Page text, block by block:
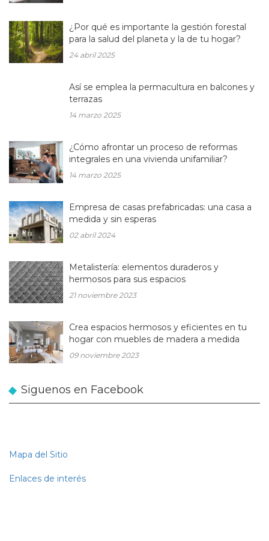
¿Por qué es importante la gestión forestal
para la salud del planeta y la de tu hogar?
24 abril 2025
Así se emplea la permacultura en balcones y
terrazas
14 marzo 2025
¿Cómo afrontar un proceso de reformas
integrales en una vivienda unifamiliar?
14 marzo 2025
Empresa de casas prefabricadas: una casa a
medida y sin esperas
02 abril 2024
Metalistería: elementos duraderos y
hermosos para sus espacios
21 noviembre 2023
Crea espacios hermosos y eficientes en tu
hogar con muebles de madera a medida
09 noviembre 2023
Siguenos en Facebook
Mapa del Sitio
Enlaces de interés